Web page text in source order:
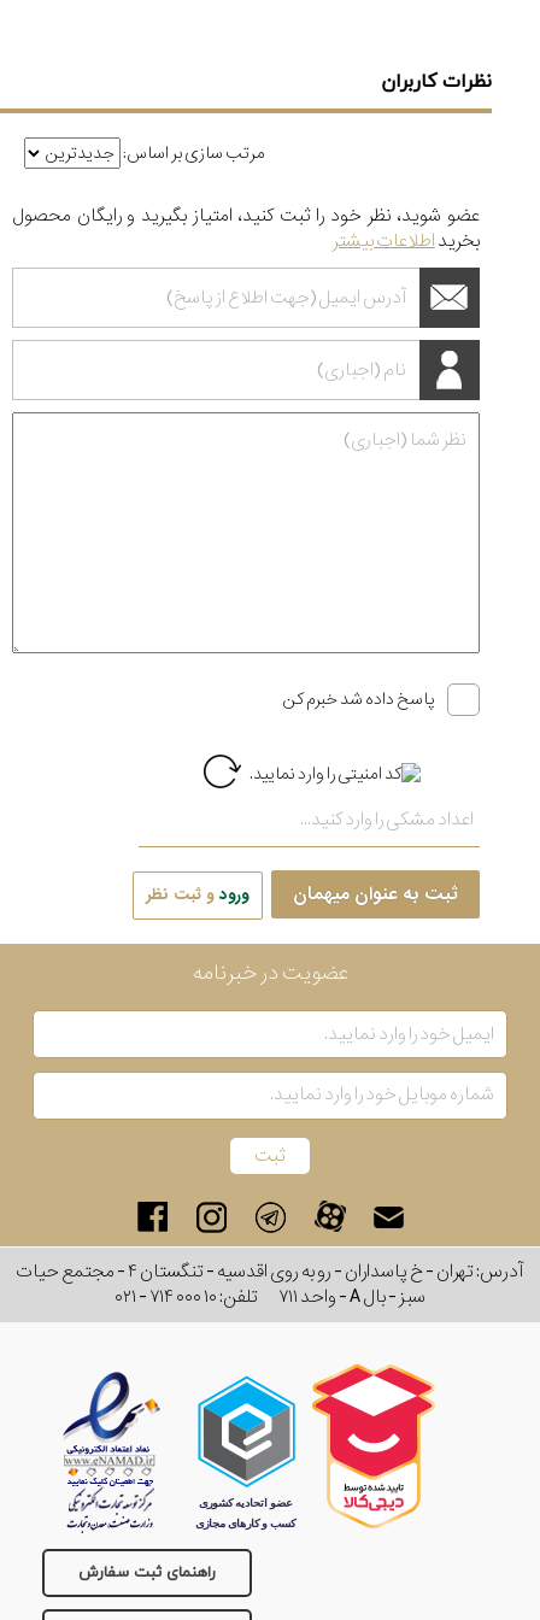
نظرات کاربران
مرتب سازی بر اساس:
عضو شوید، نظر خود را ثبت کنید، امتیاز بگیرید و رایگان محصول
بخریداطلاعات بیشتر
پاسخ داده شد خبرم کن
ثبت به عنوان میهمان ورودو ثبت نظر
عضویت در خبرنامه
آدرس: تهران - خ پاسداران - رو به روی اقدسیه - تنگستان ۴ - مجتمع حیات
سبز - بال A - واحد ۷۱۱
تلفن:۰۲۱ - ۷۱۴ ۰۰۰ ۱۰
راهنمای ثبت سفارش